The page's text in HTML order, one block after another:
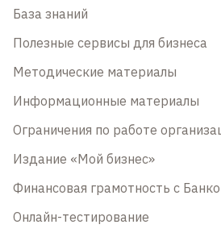
База знаний
Полезные сервисы для бизнеса
Методические материалы
Информационные материалы
Ограничения по работе
Издание «Мой бизнес»
Финансовая грамотность с
Онлайн-тестирование